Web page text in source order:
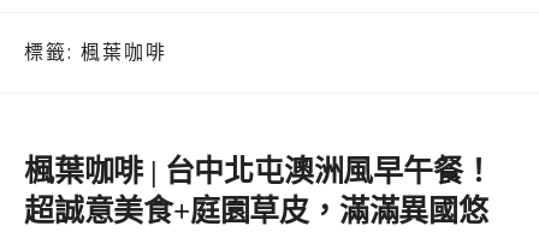
標籤: 楓葉咖啡
楓葉咖啡 | 台中北屯澳洲風早午餐！
超誠意美食+庭園草皮，滿滿異國悠